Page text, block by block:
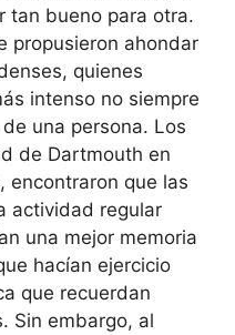
tan bueno para otra.
propusieron ahondar
quienes
intenso no siempre
una persona. Los
de Dartmouth en
encontraron que las
actividad regular
una mejor memoria
hacían ejercicio
que recuerdan
Sin embargo, al